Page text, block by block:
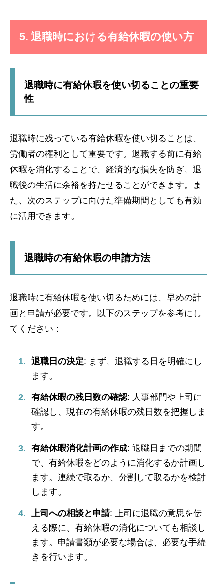
5. 退職時における有給休暇の使い方
退職時に有給休暇を使い切ることの重要
性
退職時に残っている有給休暇を使い切ることは、
労働者の権利として重要です。退職する前に有給
休暇を消化することで、経済的な損失を防ぎ、退
職後の生活に余裕を持たせることができます。ま
た、次のステップに向けた準備期間としても有効
に活用できます。
退職時の有給休暇の申請方法
退職時に有給休暇を使い切るためには、早めの計
画と申請が必要です。以下のステップを参考にし
てください：
退職日の決定: まず、退職する日を明確にし
ます。
有給休暇の残日数の確認: 人事部門や上司に
確認し、現在の有給休暇の残日数を把握しま
す。
有給休暇消化計画の作成: 退職日までの期間
で、有給休暇をどのように消化するか計画し
ます。連続で取るか、分割して取るかを検討
します。
上司への相談と申請: 上司に退職の意思を伝
える際に、有給休暇の消化についても相談し
ます。申請書類が必要な場合は、必要な手続
きを行います。